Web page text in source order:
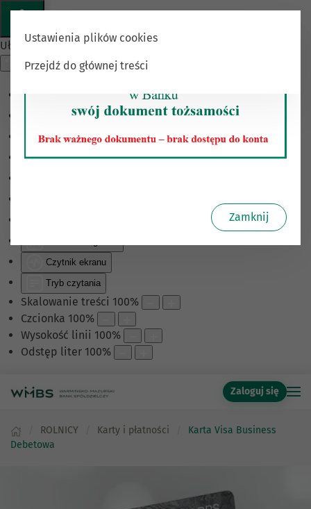
Ułatwienia dostępu
Monochromatyczny
Ciemny kontrast
Jasny kontrast
Czytnik ekranu
Tryb czytania
Skalowanie treści 100%
Czcionka 100%
Wysokość linii 100%
Odstęp liter 100%
Ustawienia plików cookies
Przejdź do głównej treści
Zaloguj się
ROLNICY Karty i płatności
Karta Visa Business
Debetowa
Zamknij